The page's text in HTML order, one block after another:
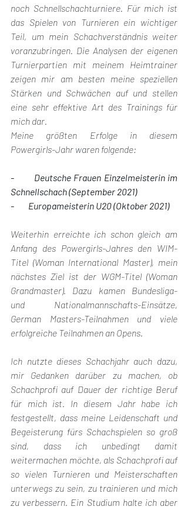
noch Schnellschachturniere. Für mich ist
das Spielen von Turnieren ein wichtiger
Teil, um mein Schachverständnis weiter
voranzubringen. Die Analysen der eigenen
Turnierpartien mit meinem Heimtrainer
zeigen mir am besten meine speziellen
Stärken und Schwächen auf und stellen
eine sehr effektive Art des Trainings für
mich dar.
Meine größten Erfolge in diesem
Powergirls-Jahr waren folgende:
-        Deutsche Frauen Einzelmeisterin im
Schnellschach (September 2021)
-        Europameisterin U20 (Oktober 2021)
Weiterhin erreichte ich schon gleich am
Anfang des Powergirls-Jahres den WIM-
Titel (Woman International Master), mein
nächstes Ziel ist der WGM-Titel (Woman
Grandmaster). Dazu kamen Bundesliga-
und Nationalmannschafts-Einsätze,
German Masters-Teilnahmen und viele
erfolgreiche Teilnahmen an Opens.
Ich nutzte dieses Schachjahr auch dazu,
mir Gedanken darüber zu machen, ob
Schachprofi auf Dauer der richtige Beruf
für mich ist. In diesem Jahr habe ich
festgestellt, dass meine Leidenschaft und
Begeisterung fürs Schachspielen so groß
sind, dass ich unbedingt damit
weitermachen möchte, als Schachprofi auf
so vielen Turnieren und Meisterschaften
unterwegs zu sein, zu trainieren und mich
zu verbessern. Ein Studium halte ich aber